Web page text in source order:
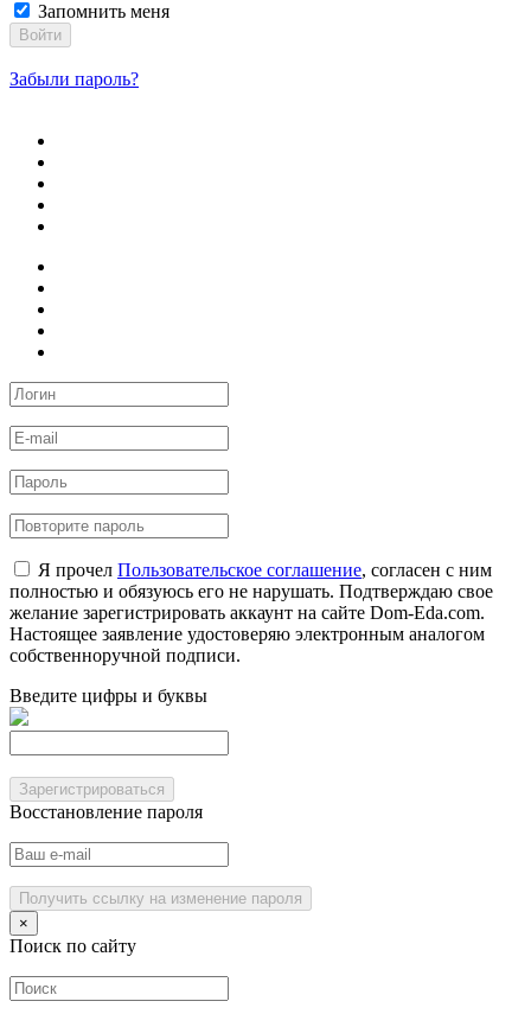
Запомнить меня
Войти
Забыли пароль?
Я прочел Пользовательское соглашение, согласен с ним
полностью и обязуюсь его не нарушать. Подтверждаю свое
желание зарегистрировать аккаунт на сайте Dom-Eda.com.
Настоящее заявление удостоверяю электронным аналогом
собственноручной подписи.
Введите цифры и буквы
Зарегистрироваться
Восстановление пароля
Получить ссылку на изменение пароля
×
Поиск по сайту